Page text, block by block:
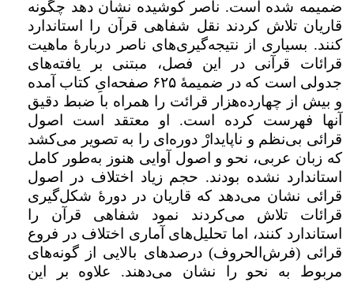
ضمیمه شده است. ناصر کوشیده نشان دهد چگونه
قاریان تلاش کردند نقل شفاهی قرآن را استاندارد
کنند. بسیاری از نتیجه‌گیری‌های ناصر دربارۀ ماهیت
قرائات قرآنی در این فصل، مبتنی بر یافته‌های
جدولی است که در ضمیمۀ ۶۲۵ صفحه‌ایِ کتاب آمده
و بیش از چهارده‌هزار قرائت را همراه با ضبط دقیق
آنها فهرست کرده است. او معتقد است اصول
قرائی بی‌نظم و ناپایدارْ دوره‌ای را به تصویر می‌کشد
که زبان عربی، نحو و اصول آوایی هنوز به‌طور کامل
استاندارد نشده بودند. حجم زیاد اختلاف در اصول
قرائی نشان می‌دهد که قاریان در دورۀ شکل‌گیری
قرائات تلاش می‌کردند نمود شفاهی قرآن را
استاندارد کنند، اما تحلیل‌های آماری اختلاف در فروع
قرائی (فرش‌الحروف) درصدهای بالایی از گونه‌های
مربوط به نحو را نشان می‌دهند. علاوه بر این